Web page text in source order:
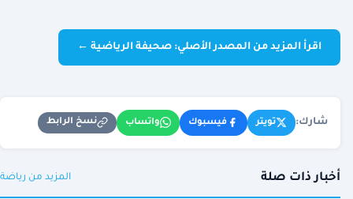
اقرأ المزيد من المصدر الأصلي: صحيفة الرياضية ←
شارك: تويتر فيسبوك واتساب نسخ الرابط
أخبار ذات صلة المزيد من رياضة